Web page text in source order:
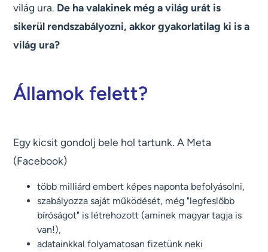
világ ura. De ha valakinek még a világ urát is
sikerül rendszabályozni, akkor gyakorlatilag ki is a
világ ura?
Államok felett?
Egy kicsit gondolj bele hol tartunk. A Meta
(Facebook)
több milliárd embert képes naponta befolyásolni,
szabályozza saját működését, még "legfeslőbb
bíróságot" is létrehozott (aminek magyar tagja is
van!),
adatainkkal folyamatosan fizetünk neki